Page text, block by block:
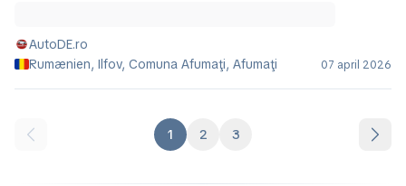
AutoDE.ro
Rumænien, Ilfov, Comuna Afumaţi, Afumaţi
07 april 2026
1 2 3